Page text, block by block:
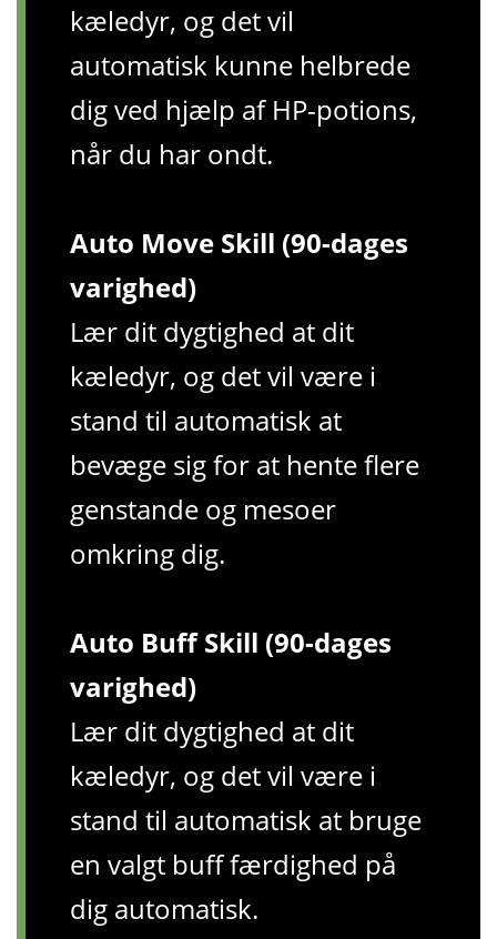
kæledyr, og det vil
automatisk kunne helbrede
dig ved hjælp af HP-potions,
når du har ondt.
Auto Move Skill (90-dages
varighed)
Lær dit dygtighed at dit
kæledyr, og det vil være i
stand til automatisk at
bevæge sig for at hente flere
genstande og mesoer
omkring dig.
Auto Buff Skill (90-dages
varighed)
Lær dit dygtighed at dit
kæledyr, og det vil være i
stand til automatisk at bruge
en valgt buff færdighed på
dig automatisk.